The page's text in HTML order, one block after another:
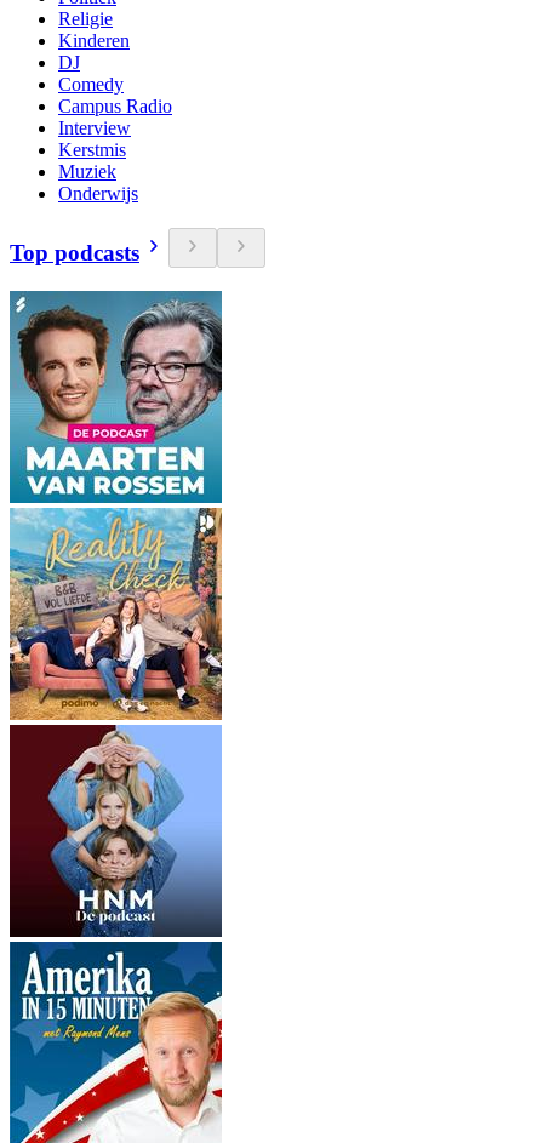
Religie
Kinderen
DJ
Comedy
Campus Radio
Interview
Kerstmis
Muziek
Onderwijs
Top podcasts